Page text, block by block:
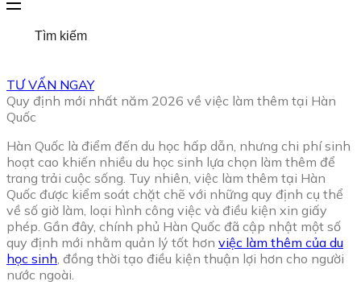
TƯ VẤN NGAY
Quy định mới nhất năm 2026 về việc làm thêm tại Hàn
Quốc
Hàn Quốc là điểm đến du học hấp dẫn, nhưng chi phí sinh
hoạt cao khiến nhiều du học sinh lựa chọn làm thêm để
trang trải cuộc sống. Tuy nhiên, việc làm thêm tại Hàn
Quốc được kiểm soát chặt chẽ với những quy định cụ thể
về số giờ làm, loại hình công việc và điều kiện xin giấy
phép. Gần đây, chính phủ Hàn Quốc đã cập nhật một số
quy định mới nhằm quản lý tốt hơn việc làm thêm của du
học sinh, đồng thời tạo điều kiện thuận lợi hơn cho người
nước ngoài.